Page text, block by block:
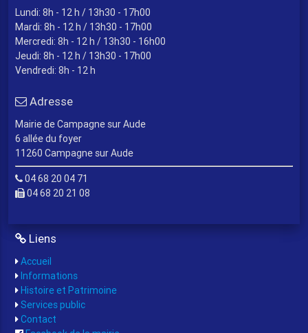
Lundi: 8h - 12 h / 13h30 - 17h00
Mardi: 8h - 12 h / 13h30 - 17h00
Mercredi: 8h - 12 h / 13h30 - 16h00
Jeudi: 8h - 12 h / 13h30 - 17h00
Vendredi: 8h - 12 h
Adresse
Mairie de Campagne sur Aude
6 allée du foyer
11260 Campagne sur Aude
04 68 20 04 71
04 68 20 21 08
Liens
Accueil
Informations
Histoire et Patrimoine
Services public
Contact